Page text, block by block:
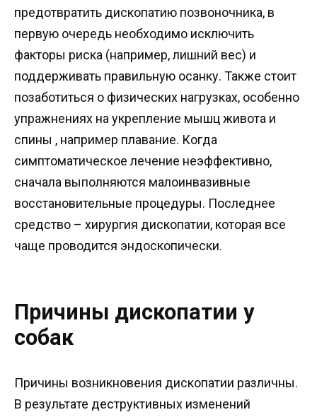
предотвратить дископатию позвоночника, в
первую очередь необходимо исключить
факторы риска (например, лишний вес) и
поддерживать правильную осанку. Также стоит
позаботиться о физических нагрузках, особенно
упражнениях на укрепление мышц живота и
спины , например плавание. Когда
симптоматическое лечение неэффективно,
сначала выполняются малоинвазивные
восстановительные процедуры. Последнее
средство – хирургия дископатии, которая все
чаще проводится эндоскопически.
Причины дископатии у
собак
Причины возникновения дископатии различны.
В результате деструктивных изменений